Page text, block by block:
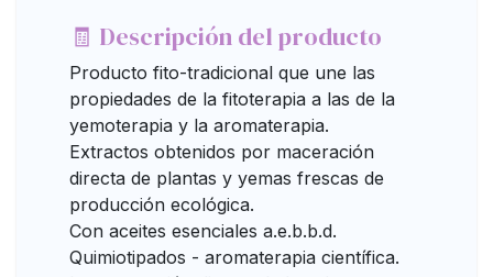
🧾 Descripción del producto
Producto fito-tradicional que une las
propiedades de la fitoterapia a las de la
yemoterapia y la aromaterapia.
Extractos obtenidos por maceración
directa de plantas y yemas frescas de
producción ecológica.
Con aceites esenciales a.e.b.b.d.
Quimiotipados - aromaterapia científica.